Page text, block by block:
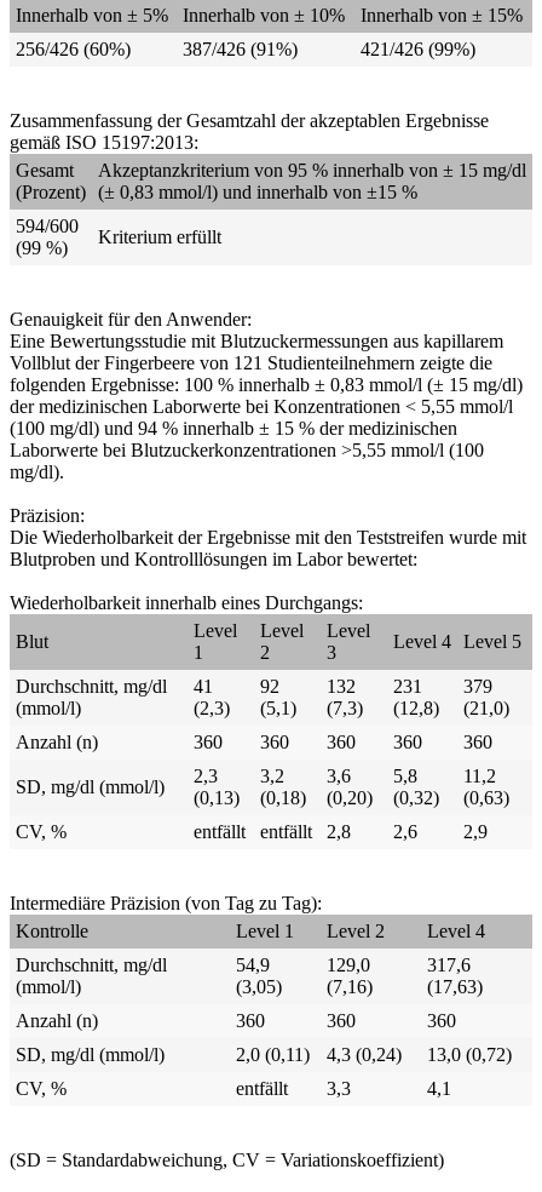
Innerhalb von ± 5%
Innerhalb von ± 10%
Innerhalb von ± 15%
256/426 (60%)
387/426 (91%) 421/426 (99%)
Zusammenfassung der Gesamtzahl der akzeptablen Ergebnisse
gemäß ISO 15197:2013:
Gesamt
(Prozent)
Akzeptanzkriterium von 95 % innerhalb von ± 15 mg/dl
(± 0,83 mmol/l) und innerhalb von ±15 %
594/600
(99 %)
Kriterium erfüllt
Genauigkeit für den Anwender:
Eine Bewertungsstudie mit Blutzuckermessungen aus kapillarem
Vollblut der Fingerbeere von 121 Studienteilnehmern zeigte die
folgenden Ergebnisse: 100 % innerhalb ± 0,83 mmol/l (± 15 mg/dl)
der medizinischen Laborwerte bei Konzentrationen < 5,55 mmol/l
(100 mg/dl) und 94 % innerhalb ± 15 % der medizinischen
Laborwerte bei Blutzuckerkonzentrationen >5,55 mmol/l (100
mg/dl).
Präzision:
Die Wiederholbarkeit der Ergebnisse mit den Teststreifen wurde mit
Blutproben und Kontrolllösungen im Labor bewertet:
Wiederholbarkeit innerhalb eines Durchgangs:
Blut
Level
1
Level
2
Level
3
Level 4 Level 5
Durchschnitt, mg/dl
(mmol/l)
41
(2,3)
92
(5,1)
132
(7,3)
231
(12,8)
379
(21,0)
Anzahl (n)
360 360 360 360 360
SD, mg/dl (mmol/l)
2,3
(0,13)
3,2
(0,18)
3,6
(0,20)
5,8
(0,32)
11,2
(0,63)
CV, %
entfällt entfällt 2,8 2,6 2,9
Intermediäre Präzision (von Tag zu Tag):
Kontrolle
Level 1 Level 2
Level 4
Durchschnitt, mg/dl
(mmol/l)
54,9
(3,05)
129,0
(7,16)
317,6
(17,63)
Anzahl (n)
360 360
360
SD, mg/dl (mmol/l)
2,0 (0,11) 4,3 (0,24)
13,0 (0,72)
CV, %
entfällt 3,3 4,1
(SD = Standardabweichung, CV = Variationskoeffizient)